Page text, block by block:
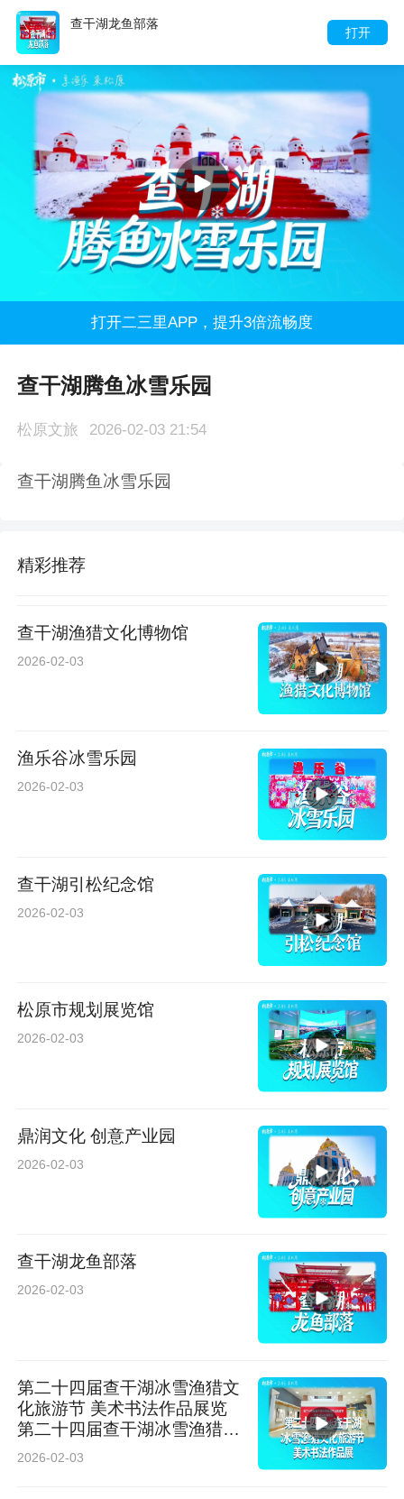
打开
查干湖龙鱼部落
打开二三里APP，提升3倍流畅度
查干湖腾鱼冰雪乐园
松原文旅 2026-02-03 21:54
查干湖腾鱼冰雪乐园
精彩推荐
查干湖渔猎文化博物馆
2026-02-03
渔乐谷冰雪乐园
2026-02-03
查干湖引松纪念馆
2026-02-03
松原市规划展览馆
2026-02-03
鼎润文化 创意产业园
2026-02-03
查干湖龙鱼部落
2026-02-03
第二十四届查干湖冰雪渔猎文
化旅游节 美术书法作品展览
第二十四届查干湖冰雪渔猎文
化旅游节美术书法作品展
2026-02-03